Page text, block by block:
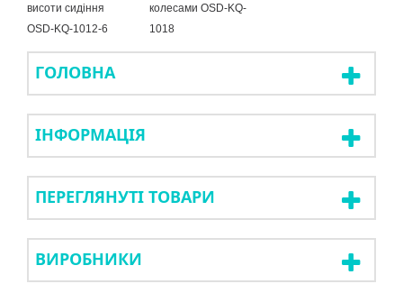
висоти сидіння
OSD-KQ-1012-6
колесами OSD-KQ-
1018
ГОЛОВНА
ІНФОРМАЦІЯ
ПЕРЕГЛЯНУТІ ТОВАРИ
ВИРОБНИКИ